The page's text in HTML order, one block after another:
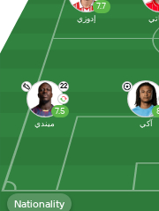
Nationality
22
7.5
ميندي آكي
7.7
إدوزي